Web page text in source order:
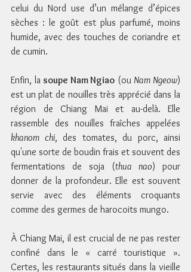
celui du Nord use d’un mélange d’épices
sèches : le goût est plus parfumé, moins
humide, avec des touches de coriandre et
de cumin.
Enfin, la soupe Nam Ngiao (ou Nam Ngeow)
est un plat de nouilles très apprécié dans la
région de Chiang Mai et au-delà. Elle
khanom chi, des tomates, du porc, ainsi
qu'une sorte de boudin frais et souvent des
fermentations de soja (thua nao) pour
donner de la profondeur. Elle est souvent
servie avec des éléments croquants
comme des germes de harocoits mungo.
À Chiang Mai, il est crucial de ne pas rester
confiné dans le « carré touristique ».
Certes, les restaurants situés dans la vieille